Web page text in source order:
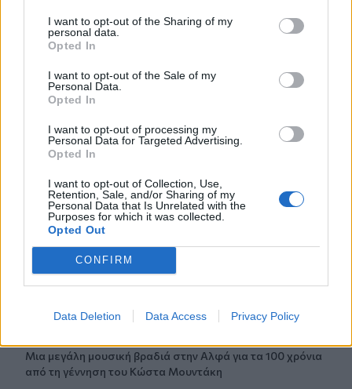
I want to opt-out of the Sharing of my
personal data.
Opted In
I want to opt-out of the Sale of my
Personal Data.
Opted In
I want to opt-out of processing my
Personal Data for Targeted Advertising.
Opted In
I want to opt-out of Collection, Use,
Retention, Sale, and/or Sharing of my
Personal Data that Is Unrelated with the
Purposes for which it was collected.
Opted Out
CONFIRM
Data Deletion Data Access Privacy Policy
Γίνε ο ρεπόρτερ του CRETALIVE
ΣΤΕΊΛΕ ΤΗΝ ΕΊΔΗΣΗ
ΟΦΗ: Έκλεισε τον Λορέντσο Ντίκμαν
18:21
ΕΛΓΕΚΑ: Προληπτική ανάκληση γνωστής μαρμελάδας
Μια μεγάλη μουσική βραδιά στην Αλφά για τα 100 χρόνια
από τη γέννηση του Κώστα Μουντάκη